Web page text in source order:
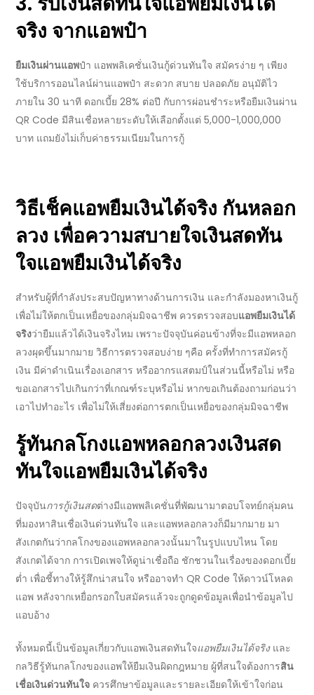
จริง จากแอพป๋า
ยืมเงินผ่านแอพป๋า แอพพลิเคชั่นเงินกู้ด่วนทันใจ สมัครง่าย ๆ เพียง
ใช้บริการออนไลน์ผ่านแอพป๋า สะดวก สบาย ปลอดภัย อนุมัติไว
ภายใน 30 นาที ดอกเบี้ย 28% ต่อปี กับการผ่อนชำระหรือยืมเงินผ่าน
QR Code มีสินเชื่อหลายระดับให้เลือกตั้งแต่ 5,000-1,000,000
บาท แถมยังไม่เก็บค่าธรรมเนียมในการกู้
วิธีเช็คแอพยืมเงินได้จริง กันหลอก
ลวง เพื่อความสบายใจเงินสดทัน
ใจแอพยืมเงินได้จริง
สำหรับผู้ที่กำลังประสบปัญหาทางด้านการเงิน และกำลังมองหาเงินกู้
เพื่อไม่ให้ตกเป็นเหยื่อของกลุ่มมิจฉาชีพ ควรตรวจสอบแอพยืมเงินได้
จริงว่ายืมแล้วได้เงินจริงไหม เพราะปัจจุบันค่อนข้างที่จะมีแอพหลอก
ลวงผุดขึ้นมากมาย วิธีการตรวจสอบง่าย ๆคือ ครั้งที่ทำการสมัครกู้
เงิน มีค่าดำเนินเรื่องเอกสาร หรืออากรแสตมป์ในส่วนนี้หรือไม่ หรือ
ขอเอกสารไปเกินกว่าที่เกณฑ์ระบุหรือไม่ หากขอเกินต้องถามก่อนว่า
เอาไปทำอะไร เพื่อไม่ให้เสี่ยงต่อการตกเป็นเหยื่อของกลุ่มมิจฉาชีพ
รู้ทันกลโกงแอพหลอกลวงเงินสด
ทันใจแอพยืมเงินได้จริง
ปัจจุบันการกู้เงินสดต่างมีแอพพลิเคชั่นที่พัฒนามาตอบโจทย์กลุ่มคน
ที่มองหาสินเชื่อเงินด่วนทันใจ และแอพหลอกลวงก็มีมากมาย มา
สังเกตกันว่ากลโกงของแอพหลอกลวงนั้นมาในรูปแบบไหน โดย
สังเกตได้จาก การเปิดเพจให้ดูน่าเชื่อถือ ชักชวนในเรื่องของดอกเบี้ย
ต่ำ เพื่อชี้ทางให้รู้สึกน่าสนใจ หรืออาจทำ QR Code ให้ดาวน์โหลด
แอพ หลังจากเหยื่อกรอกใบสมัครแล้วจะถูกดูดข้อมูลเพื่อนำข้อมูลไป
แอบอ้าง
ทั้งหมดนี้เป็นข้อมูลเกี่ยวกับแอพเงินสดทันใจแอพยืมเงินได้จริงและ
กลวิธีรู้ทันกลโกงของแอพให้ยืมเงินผิดกฎหมาย ผู้ที่สนใจต้องการสิน
เชื่อเงินด่วนทันใจ ควรศึกษาข้อมูลและรายละเอียดให้เข้าใจก่อน